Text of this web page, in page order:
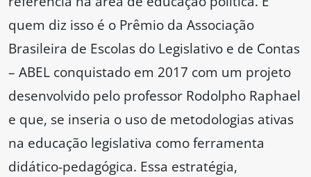
quem diz isso é o Prêmio da Associação
Brasileira de Escolas do Legislativo e de Contas
– ABEL conquistado em 2017 com um projeto
desenvolvido pelo professor Rodolpho Raphael
e que, se inseria o uso de metodologias ativas
na educação legislativa como ferramenta
didático-pedagógica. Essa estratégia,